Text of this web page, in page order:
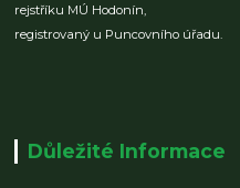
rejstříku MÚ Hodonín,
registrovaný u Puncovního úřadu.
Důležité Informace